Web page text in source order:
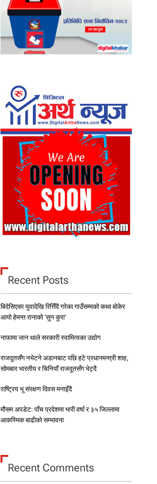
Recent Posts
बिदेसिएका युवादेखि रित्तिँदै गरेका गाउँसम्मको कथा बोकेर
आयो हेमन्त रानाको ‘सुन कुरा’
नाफामा जान थाले सरकारी स्वामित्वका उद्योग
राजदूतसँग नभेटने अडानबाट पछि हटे प्रधानमन्त्री शाह,
सोमबार भारतीय र चिनियाँ राजदूतसँग भेट्दै
राष्ट्रिय भू संरक्षण दिवस मनाइँदै
मौसम अपडेट: पाँच प्रदेशमा भारी वर्षा र ३५ जिल्लामा
आकस्मिक बाढीको सम्भावना
Recent Comments